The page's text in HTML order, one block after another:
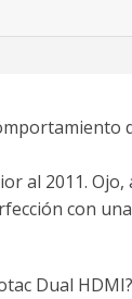
al 2011. Ojo,
con
Dual HDMI?